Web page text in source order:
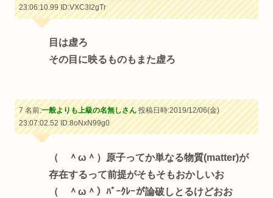
23:06:10.99ID:VXC3I2gTr
目は虚ろ
その目に映るものもまた虚ろ
7 名前:一般よりも上級の名無しさん投稿日時:2019/12/06(金)
23:07:02.52ID:8oNxN99g0
（ ＾ω＾）原子ってか単なる物質(matter)が
存在するって前提がそもそもおかしいお
（ ＾ω＾）ﾊﾞｰｸﾚｰが論破しとるけどおお